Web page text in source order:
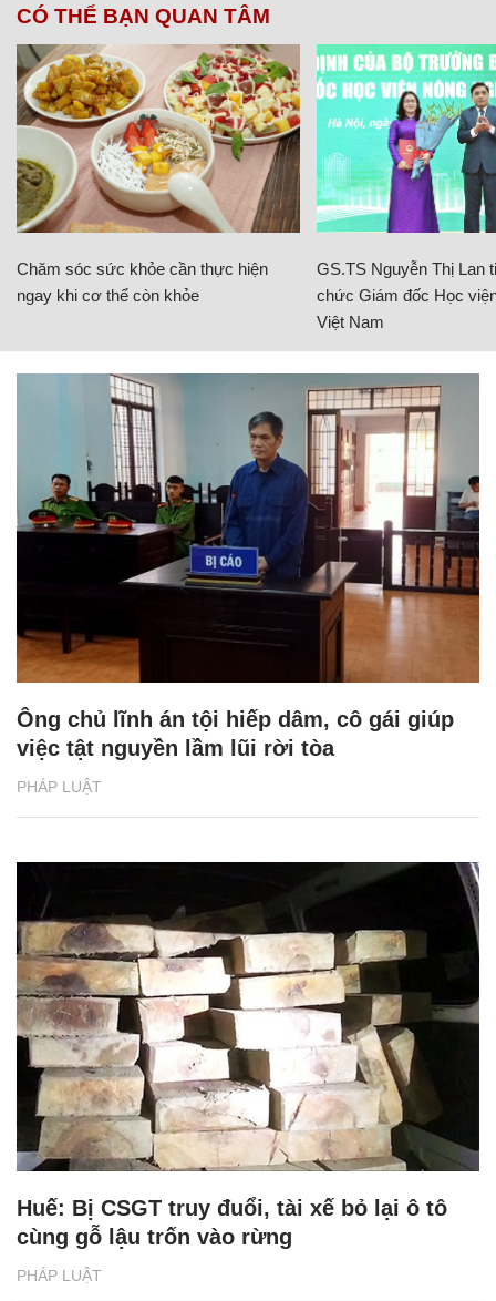
CÓ THỂ BẠN QUAN TÂM
Chăm sóc sức khỏe cần thực hiện
ngay khi cơ thể còn khỏe
GS.TS Nguyễn Thị Lan
chức Giám đốc Học
Việt Nam
PHÁP LUẬT
Ông chủ lĩnh án tội hiếp dâm, cô gái giúp
việc tật nguyền lầm lũi rời tòa
PHÁP LUẬT
Huế: Bị CSGT truy đuổi, tài xế bỏ lại ô tô
cùng gỗ lậu trốn vào rừng